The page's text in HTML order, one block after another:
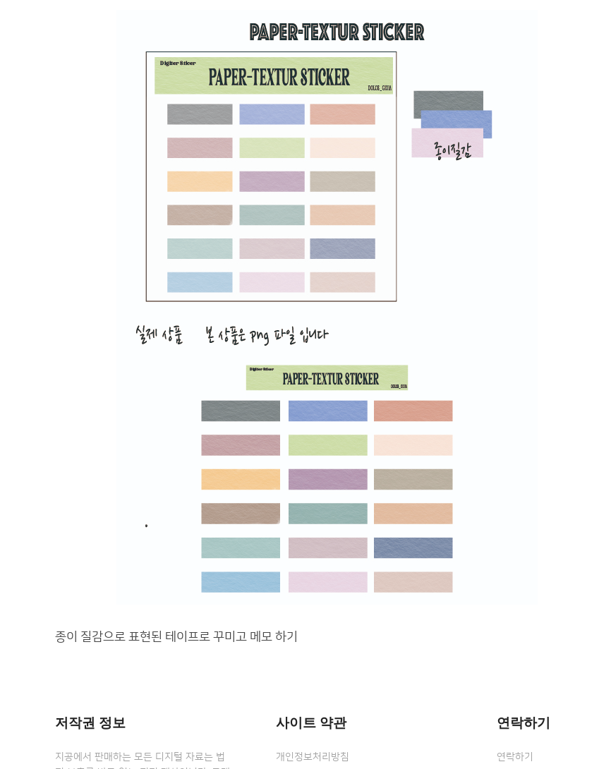
종이 질감으로 표현된 테이프로 꾸미고 메모 하기
저작권 정보
지공에서 판매하는 모든 디지털 자료는 법
사이트 약관
개인정보처리방침
연락하기
연락하기